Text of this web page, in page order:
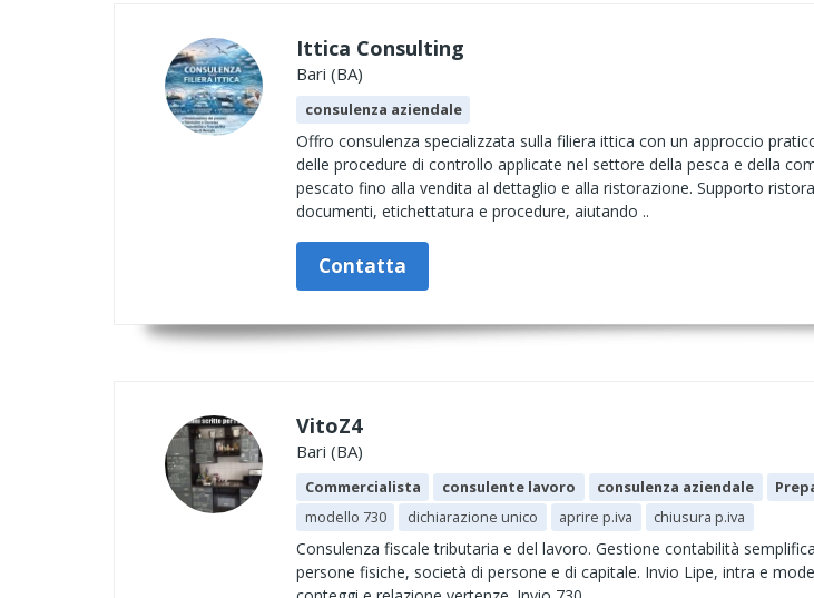
Ittica Consulting
Bari (BA)
consulenza aziendale
Offro consulenza specializzata sulla filiera ittica con un approccio
delle procedure di controllo applicate nel settore della pesca e della
pescato fino alla vendita al dettaglio e alla ristorazione. Supporto
documenti, etichettatura e procedure, aiutando ..
Contatta
VitoZ4
Bari (BA)
Commercialista consulente lavoro consulenza aziendale
modello 730
dichiarazione unico aprire p.iva chiusura p.iva
Consulenza fiscale tributaria e del lavoro. Gestione contabilità
persone fisiche, società di persone e di capitale. Invio Lipe, intra e